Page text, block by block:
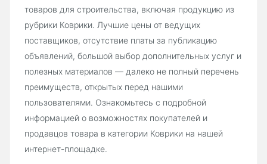
товаров для строительства, включая продукцию из
рубрики Коврики. Лучшие цены от ведущих
поставщиков, отсутствие платы за публикацию
объявлений, большой выбор дополнительных услуг и
полезных материалов — далеко не полный перечень
преимуществ, открытых перед нашими
пользователями. Ознакомьтесь с подробной
информацией о возможностях покупателей и
продавцов товара в категории Коврики на нашей
интернет-площадке.